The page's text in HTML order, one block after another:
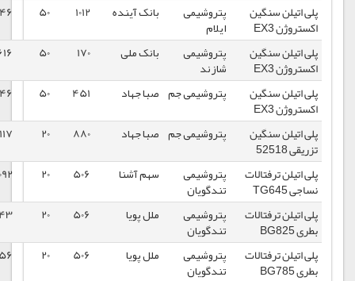
پتروشیمی
ایلام
بانک آینده 1012
50
40546
1396/04/13
پتروشیمی
شازند
بانک ملی 170
50
49616
1396/08/23
پتروشیمی جم صبا جهاد 451
50
40546
1396/04/13
پتروشیمی جم صبا جهاد 880
20
1399/03/13
پتروشیمی
تندگویان
سهم آشنا 506
20
1399/03/13
پتروشیمی
تندگویان
ملل پویا 506
20
102443
1399/03/13
پتروشیمی
تندگویان
ملل پویا 506
20
98656
1399/03/13